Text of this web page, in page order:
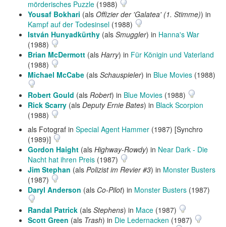
mörderisches Puzzle (1988)
Yousaf Bokhari (als Offizier der 'Galatea' (1. Stimme)) in
Kampf auf der Todesinsel (1988)
István Hunyadkürthy (als Smuggler) in Hanna's War
(1988)
Brian McDermott (als Harry) in Für Königin und Vaterland
(1988)
Michael McCabe (als Schauspieler) in Blue Movies (1988)
Robert Gould (als Robert) in Blue Movies (1988)
Rick Scarry (als Deputy Ernie Bates) in Black Scorpion
(1988)
als Fotograf in Special Agent Hammer (1987) [Synchro
(1989)]
Gordon Haight (als Highway-Rowdy) in Near Dark - Die
Nacht hat ihren Preis (1987)
Jim Stephan (als Polizist im Revier #3) in Monster Busters
(1987)
Daryl Anderson (als Co-Pilot) in Monster Busters (1987)
Randal Patrick (als Stephens) in Mace (1987)
Scott Green (als Trash) in Die Ledernacken (1987)